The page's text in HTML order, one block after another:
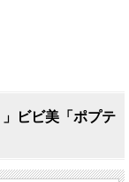
ビビ美「ポプテ